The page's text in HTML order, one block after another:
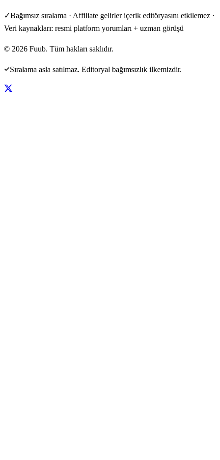
✓Bağımsız sıralama · Affiliate gelirler içerik editöryasını etkilemez ·
Veri kaynakları: resmi platform yorumları + uzman görüşü
© 2026 Fuub. Tüm hakları saklıdır.
Sıralama asla satılmaz. Editoryal bağımsızlık ilkemizdir.